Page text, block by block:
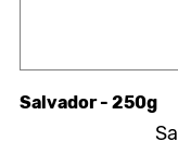
Salvador - 250g